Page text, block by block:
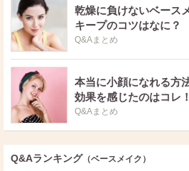
を使用することが多いです （肌質混合肌） 鼻、おでこは油田 頬、顎、口周り
は乾燥肌です スキンケア メディヒールのトナーパッドで保湿（PDRN・紫）
→ Excel デイスキンコンフォートを全顔に 油
後ティッシュオフ → 鼻、おでこの油田に コー
→ 乾燥する部分に ONE BY KOSEのセラムシールド → その後にクレ
ーテを全面に塗って ファンデーションで仕上げています。
ーのメイク キープ パウダー EX を使用したり
ることもあります。 ※下地やファンデーションは &beブラックスポンジでポン
ポンしてます 最後にビムビューティーのキープ コンフィデンス ミストで仕上
げています 合わないと言ったコメントを見かける機会が少ないので何とか工
夫して使用したいと思ってます。 アドバイス
乾燥に負けないベース
キープのコツはなに？
Q&Aまとめ
本当に小顔になれる方
効果を感じたのはコレ！
Q&Aまとめ
Q&Aランキング （ベースメイク）